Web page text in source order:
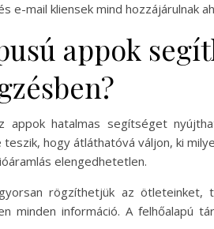
e-mail kliensek mind hozzájárulnak
appok
appok hatalmas segítséget
teszik, hogy átláthatóvá váljon, ki
elengedhetetlen.
rögzíthetjük az
minden információ. A felhőalapú